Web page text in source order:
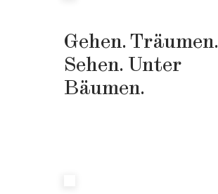
Gehen. Träumen.
Sehen. Unter
Bäumen.